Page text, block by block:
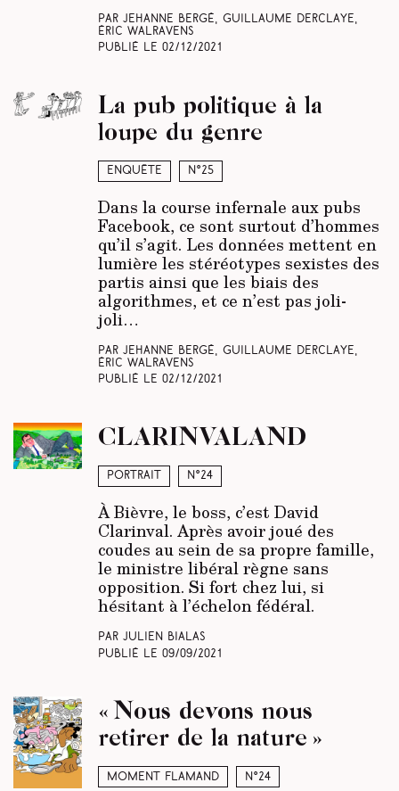
Par Jehanne Bergé, Guillaume Derclaye,
Éric Walravens
Publié le 02/12/2021
Enquête N°25
La pub politique à la
loupe du genre
Dans la course infernale aux pubs
Facebook, ce sont surtout d’hommes
qu’il s’agit. Les données mettent en
lumière les stéréotypes sexistes des
partis ainsi que les biais des
algorithmes, et ce n’est pas joli-
joli…
Par Jehanne Bergé, Guillaume Derclaye,
Éric Walravens
Publié le 02/12/2021
Portrait N°24
CLARINVALAND
À Bièvre, le boss, c’est David
Clarinval. Après avoir joué des
coudes au sein de sa propre famille,
le ministre libéral règne sans
opposition. Si fort chez lui, si
hésitant à l’échelon fédéral.
Par Julien Bialas
Publié le 09/09/2021
Moment Flamand N°24
« Nous devons nous
retirer de la nature »